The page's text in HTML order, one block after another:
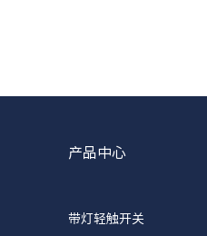
产品中心
带灯轻触开关